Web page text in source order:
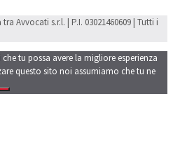
Avvocati s.r.l. | P.I. 03021460609 | Tutti i
tu possa avere la migliore esperienza
questo sito noi assumiamo che tu ne